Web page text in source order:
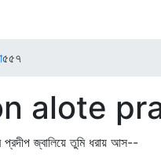
৫৫৭
alote
জ্বালিয়ে তুমি ধরায় আস--